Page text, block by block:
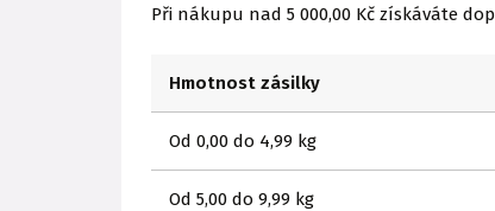
Při nákupu nad 5 000,00 Kč získáváte
Hmotnost zásilky
Od 0,00 do 4,99 kg
Od 5,00 do 9,99 kg